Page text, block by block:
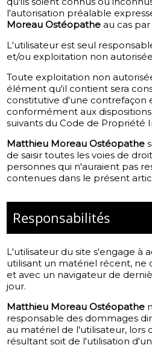
l'autorisation préalable
Moreau Ostéopathe au cas par
L'utilisateur est seul
et/ou exploitation non
Toute exploitation non
élément qu'il contient sera
constitutive d'une contrefaçon
conformément aux
suivants du Code de Propriété
Matthieu Moreau Ostéopathe
de saisir toutes les voies de
personnes qui n'auraient pas
contenues dans le présent
Responsabilités
L'utilisateur du site s'engage à
utilisant un matériel récent, ne
et avec un navigateur de
jour.
Matthieu Moreau Ostéopathe
responsable des dommages
au matériel de l'utilisateur, lors
résultant soit de l'utilisation